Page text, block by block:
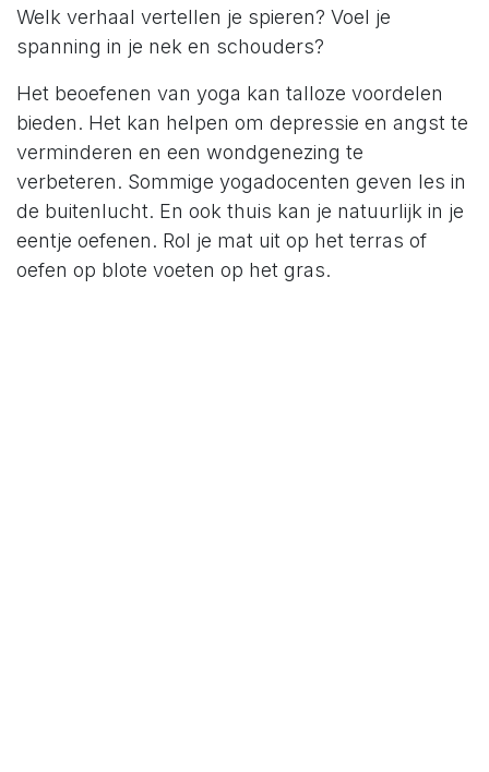
Welk verhaal vertellen je spieren? Voel je
spanning in je nek en schouders?
Het beoefenen van yoga kan talloze voordelen
bieden. Het kan helpen om depressie en angst te
verminderen en een wondgenezing te
verbeteren. Sommige yogadocenten geven les in
de buitenlucht. En ook thuis kan je natuurlijk in je
eentje oefenen. Rol je mat uit op het terras of
oefen op blote voeten op het gras.